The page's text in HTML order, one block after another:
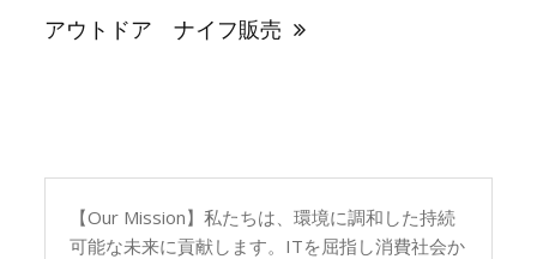
ゲ
アウトドア ナイフ販売
【Our Mission】私たちは、環境に調和した持続
可能な未来に貢献します。ITを屈指し消費社会か